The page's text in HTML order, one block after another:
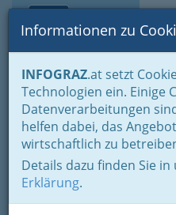
Informationen zu
INFOGRAZ.at setzt
Technologien ein. Einige
Datenverarbeitungen
helfen dabei, das
wirtschaftlich zu
Details dazu finden Sie
Erklärung.
Home Lifestyle
Feste feiern
Der schönste Tag im Leben für
Musik für Kirche und das
Lyn Vysher
Sandgasse 51, 8010 Graz
+43 676 9730 365